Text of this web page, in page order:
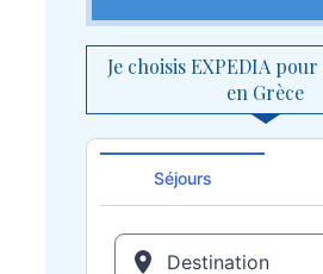
Je choisis EXPEDIA
en Grèce